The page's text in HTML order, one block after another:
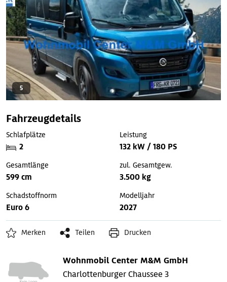
5
Fahrzeugdetails
Schlafplätze
2
Leistung
132 kW / 180 PS
Gesamtlänge
599 cm
zul. Gesamtgew.
3.500 kg
Schadstoffnorm
Euro 6
Modelljahr
2027
Merken Teilen Drucken
Wohnmobil Center M&M GmbH
Charlottenburger Chaussee 3